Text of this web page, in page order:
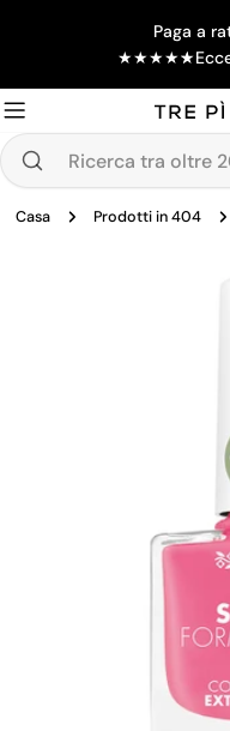
Paga a
★★★★★
Ricerca
oltre
Casa Prodotti in 404
supporto 0 in modalità